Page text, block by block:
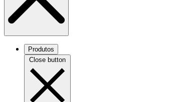
Produtos
Close button